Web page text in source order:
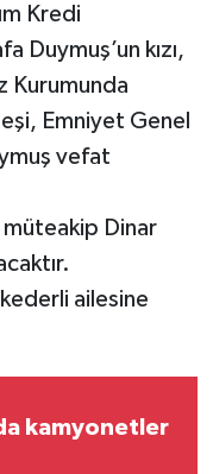
Kredi
Duymuş’un kızı,
Kurumunda
Emniyet Genel
vefat
müteakip Dinar
ailesine
kamyonetler